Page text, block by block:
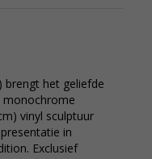
brengt het geliefde
monochrome
vinyl sculptuur
in
Exclusief